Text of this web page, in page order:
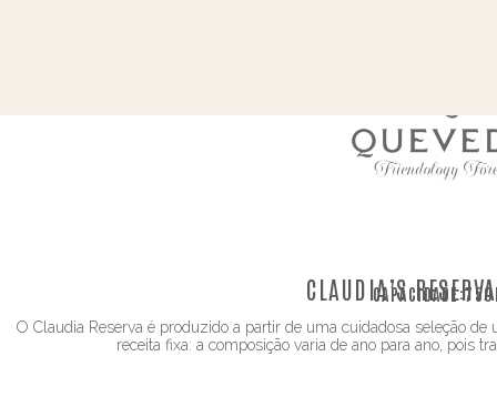
CLAUDIA’SCAPACIDADE:
O Claudia Reserva é produzido a partir de uma cuidadosa seleção
receita fixa: a composição varia de ano para ano, pois